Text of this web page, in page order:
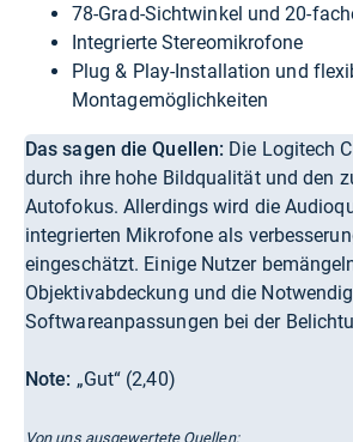
78-Grad-Sichtwinkel und 20-
Integrierte Stereomikrofone
Plug & Play-Installation und
Montagemöglichkeiten
Das sagen die Quellen: Die Logitech
durch ihre hohe Bildqualität und den
Autofokus. Allerdings wird die
integrierten Mikrofone als
eingeschätzt. Einige Nutzer
Objektivabdeckung und die
Softwareanpassungen bei der
Note: „Gut“ (2,40)
Von uns ausgewertete Quellen: